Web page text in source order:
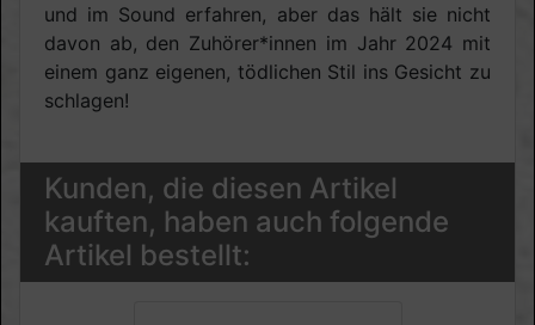
und im Sound erfahren, aber das hält sie nicht
davon ab, den Zuhörer*innen im Jahr 2024 mit
einem ganz eigenen, tödlichen Stil ins Gesicht zu
schlagen!
Kunden, die diesen Artikel
kauften, haben auch folgende
Artikel bestellt: